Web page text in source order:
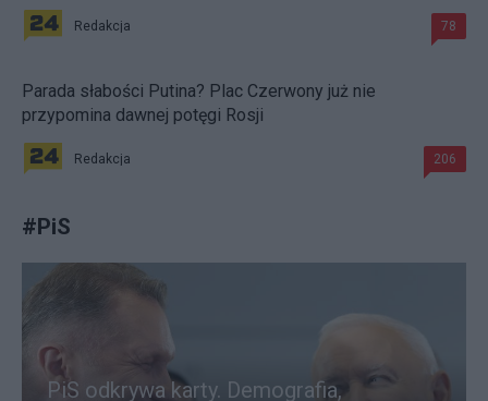
Redakcja 78
Parada słabości Putina? Plac Czerwony już nie
przypomina dawnej potęgi Rosji
Redakcja 206
#PiS
PiS odkrywa karty. Demografia,